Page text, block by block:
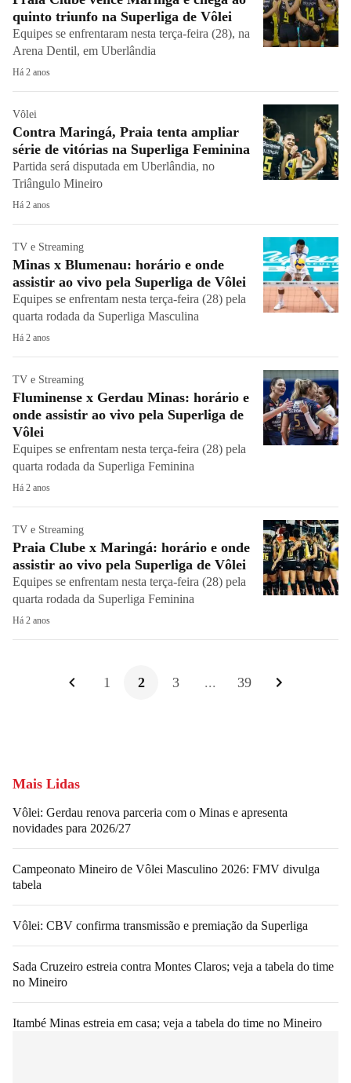
quinto triunfo na Superliga de Vôlei
Equipes se enfrentaram nesta terça-feira (28), na
Arena Dentil, em Uberlândia
Há 2 anos
Vôlei
Contra Maringá, Praia tenta ampliar
série de vitórias na Superliga Feminina
Partida será disputada em Uberlândia, no
Triângulo Mineiro
Há 2 anos
TV e Streaming
Minas x Blumenau: horário e onde
assistir ao vivo pela Superliga de Vôlei
Equipes se enfrentam nesta terça-feira (28) pela
quarta rodada da Superliga Masculina
Há 2 anos
TV e Streaming
Fluminense x Gerdau Minas: horário e
onde assistir ao vivo pela Superliga de
Vôlei
Equipes se enfrentam nesta terça-feira (28) pela
quarta rodada da Superliga Feminina
Há 2 anos
TV e Streaming
Praia Clube x Maringá: horário e onde
assistir ao vivo pela Superliga de Vôlei
Equipes se enfrentam nesta terça-feira (28) pela
quarta rodada da Superliga Feminina
Há 2 anos
1 2 3 ... 39
Mais Lidas
Vôlei: Gerdau renova parceria com o Minas e apresenta
novidades para 2026/27
Campeonato Mineiro de Vôlei Masculino 2026: FMV divulga
tabela
Vôlei: CBV confirma transmissão e premiação da Superliga
Sada Cruzeiro estreia contra Montes Claros; veja a tabela do time
no Mineiro
Itambé Minas estreia em casa; veja a tabela do time no Mineiro